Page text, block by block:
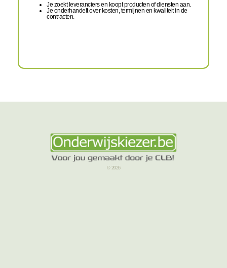
Je zoekt leveranciers en koopt producten of diensten aan.
Je onderhandelt over kosten, termijnen en kwaliteit in de
contracten.
© 2026